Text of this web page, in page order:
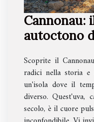
Cannonau:
autoctono
Scoprite il
radici nella storia e
un'isola dove il
diverso.
secolo, è il cuore